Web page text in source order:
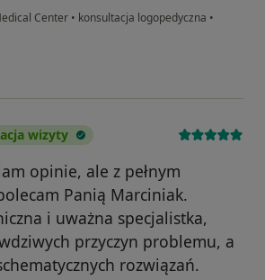
Center • konsultacja logopedyczna •
wizyty
opinie, ale z pełnym
Panią Marciniak.
i uważna specjalistka,
przyczyn problemu, a
rozwiązań.